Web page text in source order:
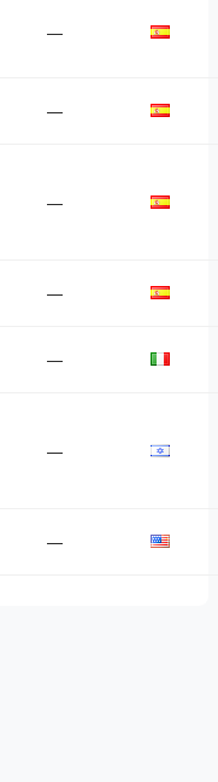
—
—
—
—
—
—
—